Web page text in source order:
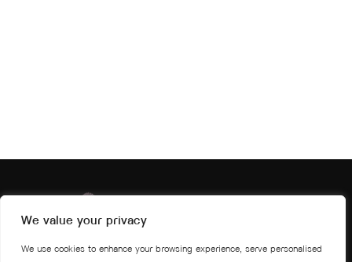
We value your privacy
We use cookies to enhance your browsing experience, serve personalised